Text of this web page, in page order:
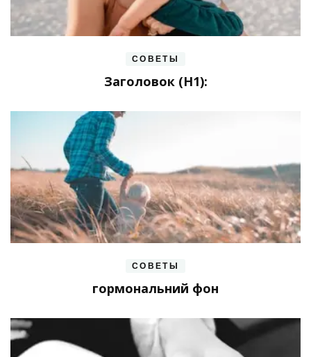
СОВЕТЫ
Заголовок (H1):
СОВЕТЫ
гормональний фон